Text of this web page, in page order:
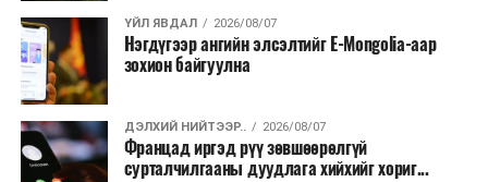
ҮЙЛ ЯВДАЛ 2026/08/07
Нэгдүгээр ангийн элсэлтийг E-Mongolia-аар
зохион байгуулна
ДЭЛХИЙ НИЙТЭЭР.. 2026/08/07
Францад иргэд рүү зөвшөөрөлгүй
сурталчилгааны дуудлага хийхийг хориг...